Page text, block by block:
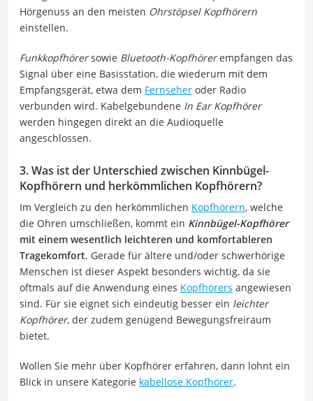
Hörgenuss an den meisten Ohrstöpsel Kopfhörern
einstellen.
Funkkopfhörersowie Bluetooth-Kopfhörerempfangen das
Signal über eine Basisstation, die wiederum mit dem
Empfangsgerät, etwa dem Fernseher oder Radio
verbunden wird. Kabelgebundene In Ear Kopfhörer
werden hingegen direkt an die Audioquelle
angeschlossen.
3. Was ist der Unterschied zwischen Kinnbügel-
Kopfhörern und herkömmlichen Kopfhörern?
Im Vergleich zu den herkömmlichen Kopfhörern, welche
die Ohren umschließen, kommt ein Kinnbügel-Kopfhörer
mit einem wesentlich leichteren und komfortableren
Tragekomfort. Gerade für ältere und/oder schwerhörige
Menschen ist dieser Aspekt besonders wichtig, da sie
oftmals auf die Anwendung eines Kopfhörers angewiesen
sind. Für sie eignet sich eindeutig besser ein leichter
Kopfhörer, der zudem genügend Bewegungsfreiraum
bietet.
Wollen Sie mehr über Kopfhörer erfahren, dann lohnt ein
Blick in unsere Kategorie kabellose Kopfhörer.